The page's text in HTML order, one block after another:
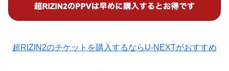
超RIZIN2のチケットを購入するならU-NEXTがおすすめ